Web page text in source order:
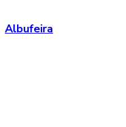
Albufeira